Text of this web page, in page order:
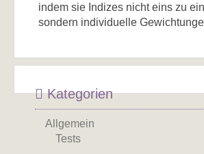
indem sie Indizes nicht eins zu
sondern individuelle
Kategorien
Allgemein
Tests